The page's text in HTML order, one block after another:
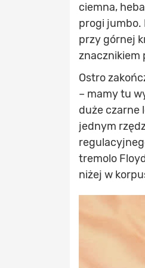
ciemna,
progi jumbo.
przy górnej
znacznikiem
Ostro
– mamy tu
duże czarne
jednym
tremolo
niżej w